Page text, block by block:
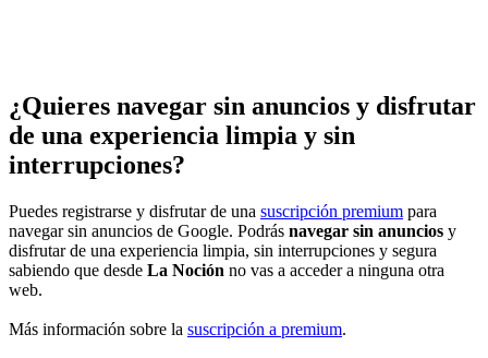
¿Quieres navegar sin anuncios y disfrutar
de una experiencia limpia y sin
interrupciones?
Puedes registrarse y disfrutar de una suscripción premium para
navegar sin anuncios de Google. Podrás navegar sin anuncios y
disfrutar de una experiencia limpia, sin interrupciones y segura
sabiendo que desde La Noción no vas a acceder a ninguna otra
web.
Más información sobre la suscripción a premium.